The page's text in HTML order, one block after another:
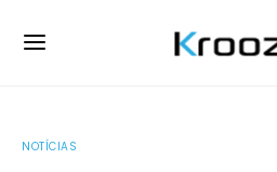
NOTÍCIAS